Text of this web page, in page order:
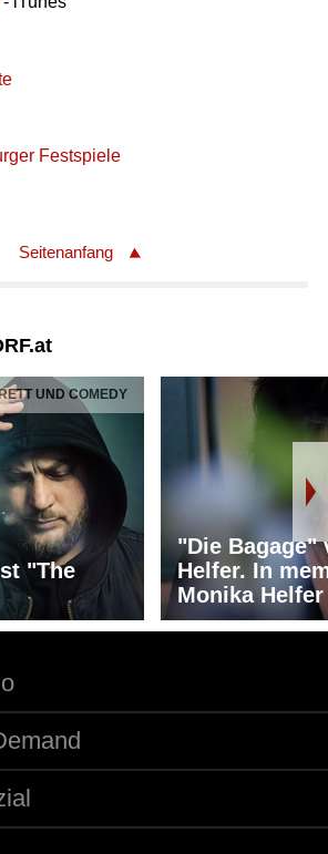
Festspiele
Seitenanfang
UND COMEDY
"The
"Die Bagage"
Helfer. In
Monika Helfer